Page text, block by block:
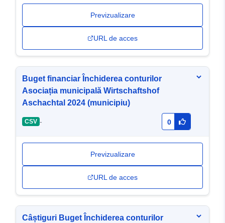
Previzualizare
URL de acces
Buget financiar Închiderea conturilor
Asociația municipală Wirtschaftshof
Aschachtal 2024 (municipiu)
CSV - 0
Previzualizare
URL de acces
Câștiguri Buget Închiderea conturilor